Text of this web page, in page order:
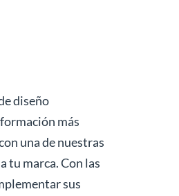
diseño
más
una de nuestras
tu marca. Con las
sus